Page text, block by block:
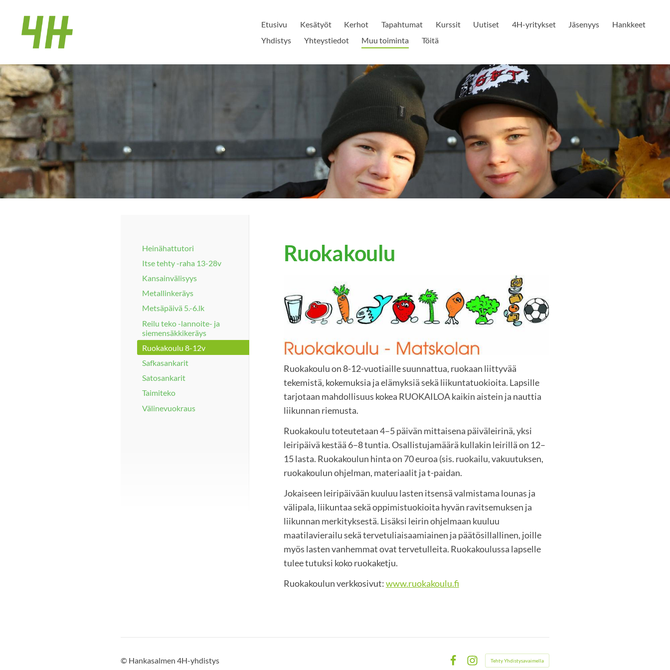
sivun
sisältöön
Hankasalmen 4H-yhdistys
Etusivu Kesätyöt Kerhot Tapahtumat Kurssit Uutiset 4H-yritykset Jäsenyys
Hankkeet
Yhdistys
Yhteystiedot Muu toiminta Töitä
Heinähattutori
Itse tehty -raha 13-28v
Kansainvälisyys
Metallinkeräys
Metsäpäivä 5.-6.lk
Reilu teko -lannoite- ja
siemensäkkikeräys
Ruokakoulu 8-12v
Safkasankarit
Satosankarit
Taimiteko
Välinevuokraus
Ruokakoulu
Ruokakoulu on 8-12-vuotiaille suunnattua, ruokaan liittyvää
tekemistä, kokemuksia ja elämyksiä sekä liikuntatuokioita. Lapsille
tarjotaan mahdollisuus kokea RUOKAILOA kaikin aistein ja nauttia
liikunnan riemusta.
Ruokakoulu toteutetaan 4–5 päivän mittaisena päiväleirinä, yksi
leiripäivä kestää 6–8 tuntia. Osallistujamäärä kullakin leirillä on 12–
15 lasta. Ruokakoulun hinta on 70 euroa (sis. ruokailu, vakuutuksen,
ruokakoulun ohjelman, materiaalit ja t-paidan.
Jokaiseen leiripäivään kuuluu lasten itsensä valmistama lounas ja
välipala, liikuntaa sekä oppimistuokioita hyvän ravitsemuksen ja
liikunnan merkityksestä. Lisäksi leirin ohjelmaan kuuluu
maatilavierailu sekä tervetuliaisaamiainen ja päätösillallinen, joille
myös lasten vanhemmat ovat tervetulleita. Ruokakoulussa lapselle
tulee tutuksi koko ruokaketju.
Ruokakoulun verkkosivut:www.ruokakoulu.fi
© Hankasalmen 4H-yhdistys
Tehty Yhdistysavaimella